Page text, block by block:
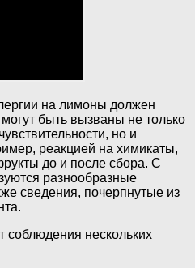
на лимоны должен
быть вызваны не только
но и
реакцией на химикаты,
до и после сбора. С
разнообразные
сведения, почерпнутые из
соблюдения нескольких